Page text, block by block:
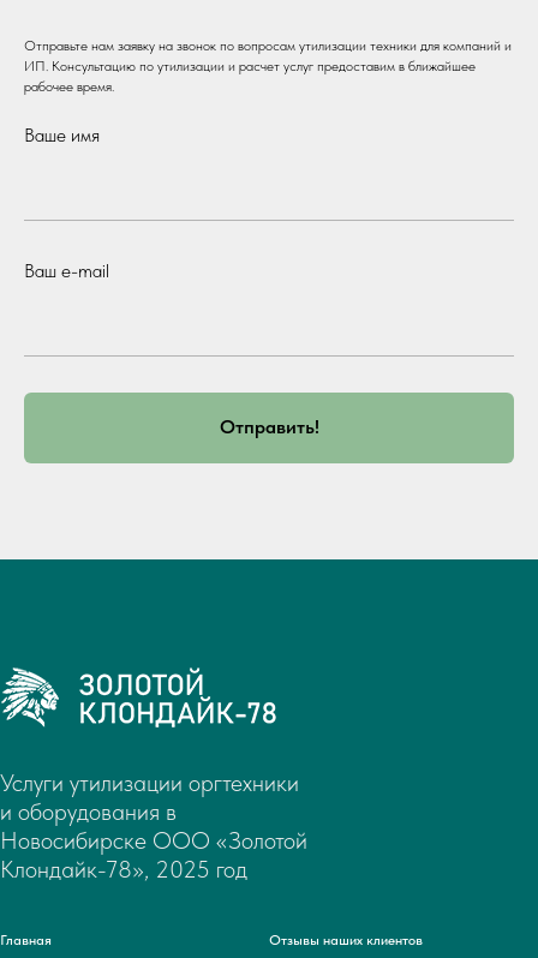
Отправьте нам заявку на звонок по вопросам утилизации техники для компаний и
ИП. Консультацию по утилизации и расчет услуг предоставим в ближайшее
рабочее время.
Ваше имя
Ваш e-mail
Отправить!
Услуги утилизации оргтехники
и оборудования в
Новосибирске ООО «Золотой
Клондайк-78», 2025 год
Главная Отзывы наших клиентов